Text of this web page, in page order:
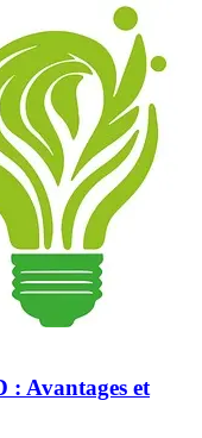
: Avantages et